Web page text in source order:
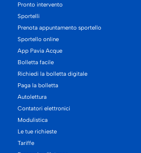
Pronto intervento
Sportelli
Prenota appuntamento sportello
Sportello online
App Pavia Acque
Bolletta facile
Richiedi la bolletta digitale
Paga la bolletta
Autolettura
Contatori elettronici
Modulistica
Le tue richieste
Tariffe